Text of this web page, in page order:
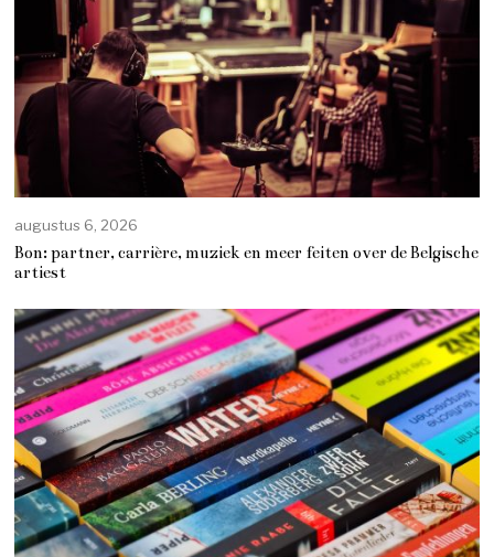
augustus 6, 2026
Bon: partner, carrière, muziek en meer feiten over de Belgische
artiest